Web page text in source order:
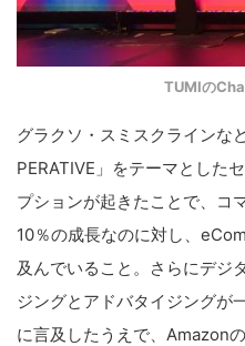
TUMIの
グラクソ・スミスクラインな
PERATIVE 」をテーマとした
プションが起きたことで、コ
10％の成長なのに対し、
及んでいること。さらにデジ
ジングとアドバタイジングが
に言及したうえで、 Amazon